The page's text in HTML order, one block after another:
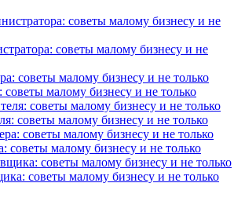
советы малому бизнесу и не
советы малому бизнесу и не только
советы малому бизнесу и не только
советы малому бизнесу и не только
советы малому бизнесу и не только